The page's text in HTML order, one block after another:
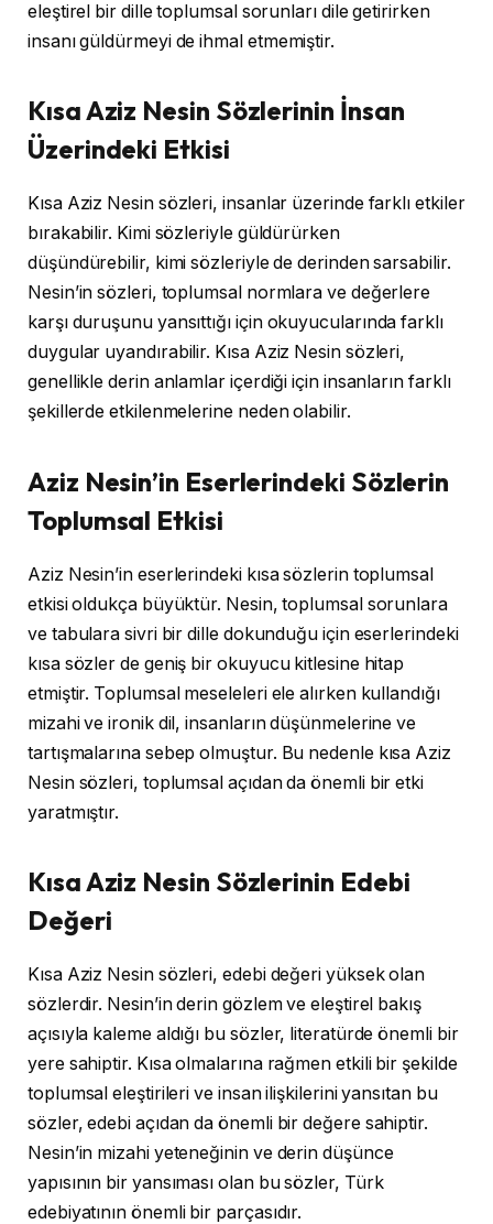
eleştirel bir dille toplumsal sorunları dile getirirken
insanı güldürmeyi de ihmal etmemiştir.
Kısa Aziz Nesin Sözlerinin İnsan
Üzerindeki Etkisi
Kısa Aziz Nesin sözleri, insanlar üzerinde farklı etkiler
bırakabilir. Kimi sözleriyle güldürürken
düşündürebilir, kimi sözleriyle de derinden sarsabilir.
Nesin’in sözleri, toplumsal normlara ve değerlere
karşı duruşunu yansıttığı için okuyucularında farklı
duygular uyandırabilir. Kısa Aziz Nesin sözleri,
genellikle derin anlamlar içerdiği için insanların farklı
şekillerde etkilenmelerine neden olabilir.
Aziz Nesin’in Eserlerindeki Sözlerin
Toplumsal Etkisi
Aziz Nesin’in eserlerindeki kısa sözlerin toplumsal
etkisi oldukça büyüktür. Nesin, toplumsal sorunlara
ve tabulara sivri bir dille dokunduğu için eserlerindeki
kısa sözler de geniş bir okuyucu kitlesine hitap
etmiştir. Toplumsal meseleleri ele alırken kullandığı
mizahi ve ironik dil, insanların düşünmelerine ve
tartışmalarına sebep olmuştur. Bu nedenle kısa Aziz
Nesin sözleri, toplumsal açıdan da önemli bir etki
yaratmıştır.
Kısa Aziz Nesin Sözlerinin Edebi
Değeri
Kısa Aziz Nesin sözleri, edebi değeri yüksek olan
sözlerdir. Nesin’in derin gözlem ve eleştirel bakış
açısıyla kaleme aldığı bu sözler, literatürde önemli bir
yere sahiptir. Kısa olmalarına rağmen etkili bir şekilde
toplumsal eleştirileri ve insan ilişkilerini yansıtan bu
sözler, edebi açıdan da önemli bir değere sahiptir.
Nesin’in mizahi yeteneğinin ve derin düşünce
yapısının bir yansıması olan bu sözler, Türk
edebiyatının önemli bir parçasıdır.